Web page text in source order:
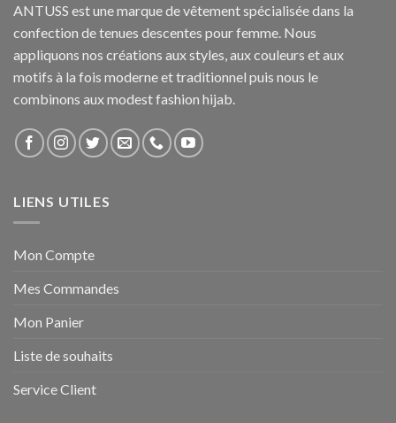
ANTUSS est une marque de vêtement spécialisée dans la
confection de tenues descentes pour femme. Nous
appliquons nos créations aux styles, aux couleurs et aux
motifs à la fois moderne et traditionnel puis nous le
combinons aux modest fashion hijab.
LIENS UTILES
Mon Compte
Mes Commandes
Mon Panier
Liste de souhaits
Service Client